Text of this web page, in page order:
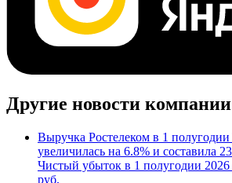
Другие новости компании